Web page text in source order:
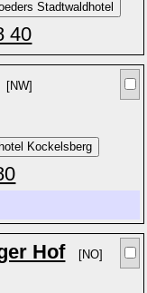
40
[NW]
Hof [NO]